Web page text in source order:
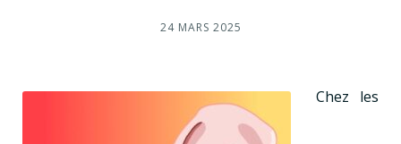
24 MARS 2025
Chez les